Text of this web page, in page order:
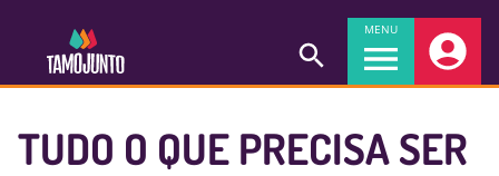
MENU
TUDO O QUE PRECISA SER